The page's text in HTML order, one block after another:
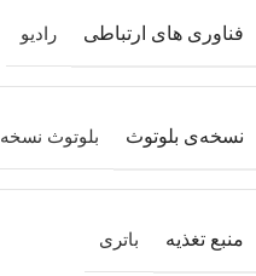
فناوری های ارتباطی رادیو
نسخه‌ی بلوتوث بلوتوث نسخه 5.0
منبع تغذیه باتری